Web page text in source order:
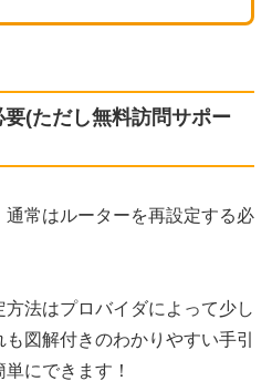
(ただし無料訪問サポー
常はルーターを再設定する必
方法はプロバイダによって少し
図解付きのわかりやすい手引
にできます！